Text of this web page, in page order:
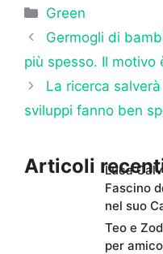
Categorie
Green
Germogli di
più spesso. Il motivo
La ricerca
sviluppi fanno ben
Articoli
Luca
Fascino
nel suo
Teo e
per